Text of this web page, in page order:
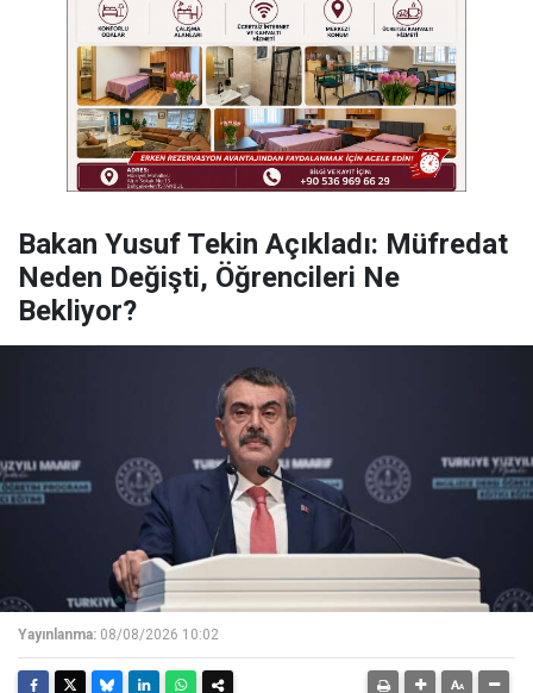
Bakan Yusuf Tekin Açıkladı: Müfredat
Neden Değişti, Öğrencileri Ne
Bekliyor?
Yayınlanma: 08/08/2026 10:02